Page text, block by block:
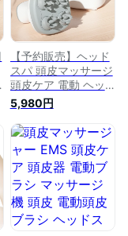
【予約販売】ヘッド
スパ 頭皮マッサージ
頭皮ケア 電動 ヘッ
ドマッサージ ヘッド
ケア スパ フェイス
ボディ 顔 頭皮 ケア
電動頭皮ブラシ ヘッ
ド マッサージ 美顔
器 頭皮ブラシ 防水
リラックス 頭皮エス
テ 美容家電 リフト
プレゼント 敬老 父
の日
5,980円